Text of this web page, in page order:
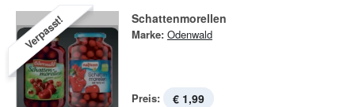
Verpasst! Schattenmorellen
Marke: Odenwald
Preis: € 1,99